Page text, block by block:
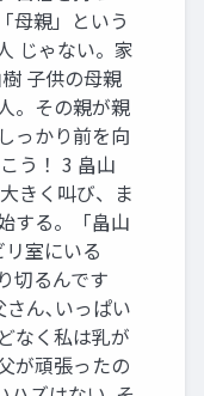
母親」という
じゃない。家
子供の母親
。その親が親
っかり前を向
う！ 3 畠山
きく叫び、ま
する。「畠山
室にいる
切るんです
ん､いっぱい
なく私は乳が
が頑張ったの